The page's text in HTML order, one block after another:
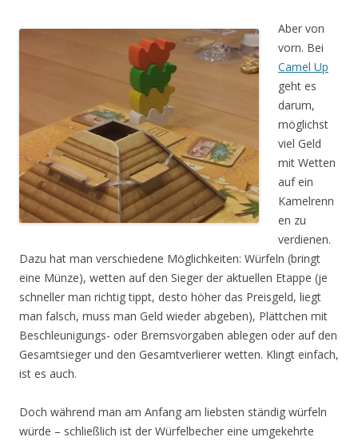
Aber von
vorn. Bei
Camel Up
geht es
darum,
möglichst
viel Geld
mit Wetten
auf ein
Kamelrenn
en zu
verdienen.
Dazu hat man verschiedene Möglichkeiten: Würfeln (bringt
eine Münze), wetten auf den Sieger der aktuellen Etappe (je
schneller man richtig tippt, desto höher das Preisgeld, liegt
man falsch, muss man Geld wieder abgeben), Plättchen mit
Beschleunigungs- oder Bremsvorgaben ablegen oder auf den
Gesamtsieger und den Gesamtverlierer wetten. Klingt einfach,
ist es auch.
Doch während man am Anfang am liebsten ständig würfeln
würde – schließlich ist der Würfelbecher eine umgekehrte